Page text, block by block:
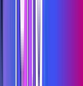
à vontade